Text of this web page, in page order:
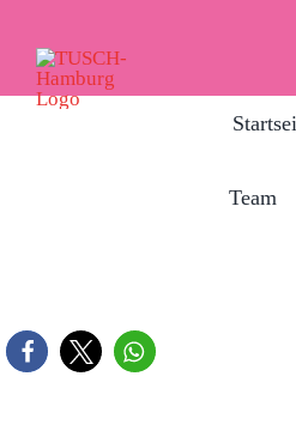
Inhalt
springen
Team